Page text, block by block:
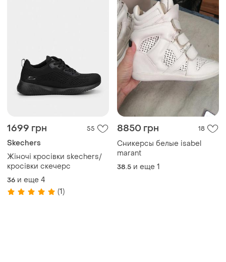
1699 грн 55
Skechers
Жіночі кросівки skechers/
кросівки скечерс
36 и еще 4
(1)
8850 грн 18
Сникерсы белые isabel
marant
38.5 и еще 1